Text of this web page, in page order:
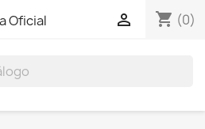
shopping_cart (0)
